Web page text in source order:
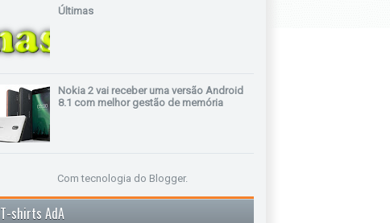
Últimas
Nokia 2 vai receber uma versão Android
8.1 com melhor gestão de memória
Com tecnologia do Blogger.
T-shirts AdA